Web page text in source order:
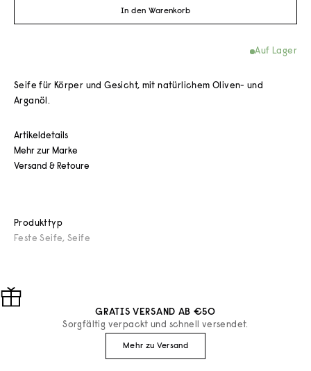
Produkttyp
Feste Seife,Seife
In den Warenkorb
Auf Lager
Seife für Körper und Gesicht, mit natürlichem Oliven- und
Arganöl.
Artikeldetails
Mehr zur Marke
Versand & Retoure
GRATIS VERSAND AB €50
Sorgfältig verpackt und schnell versendet.
Mehr zu Versand